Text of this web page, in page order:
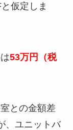
仮定しま
53万円（税
との金額差
、ユニットバ